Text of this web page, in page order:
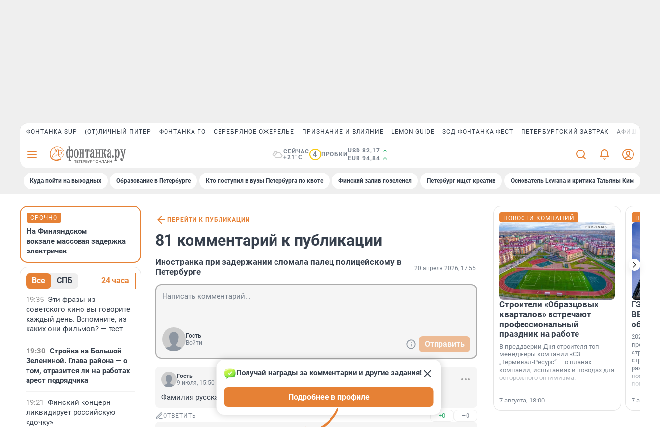
ФОНТАНКА SUP (ОТ)ЛИЧНЫЙ ПИТЕР ФОНТАНКА ГО СЕРЕБРЯНОЕ ОЖЕРЕЛЬЕ ПРИЗНАНИЕ И ВЛИЯНИЕ LEMON GUIDE ЗСД ФОНТАНКА ФЕСТ ПЕТЕРБУРГСКИЙ ЗАВТРАК АФИША PLUS
СЕЙЧАС
+21°C
4 ПРОБКИ
USD 82,17
EUR 94,84
Куда пойти на выходных Образование в Петербурге Кто поступил в вузы Петербурга по квоте Финский залив позеленел Петербург ищет креатив Основатель Levrana и критика Татьяны Ким
СРОЧНО
На Финляндском
вокзале массовая задержка
электричек
Все СПБ 24 часа
19:35 Эти фразы из
советского кино вы говорите
каждый день. Вспомните, из
каких они фильмов? — тест
19:30 Стройка на Большой
Зелениной. Глава района — о
том, отразится ли на работах
арест подрядчика
19:21 Финский концерн
ликвидирует российскую
«дочку»
ПЕРЕЙТИ К ПУБЛИКАЦИИ
81 комментарий к публикации
Иностранка при задержании сломала палец полицейскому в
Петербурге
20 апреля 2026, 17:55
Гость
Войти
Отправить
Гость
9 июля, 15:50
Фамилия русская. Почему она иностранка?
ОТВЕТИТЬ +0 –0
Получай награды за комментарии и другие задания!
Подробнее в профиле
НОВОСТИ КОМПАНИЙ
Строители «Образцовых
кварталов» встречают
профессиональный
праздник на работе
В преддверии Дня строителя топ-
менеджеры компании «СЗ
„Терминал-Ресурс“ — о планах
компании, испытаниях и поводах для
осторожного оптимизма.
7 августа, 18:00
ГЭС,
ВВП: в
об
2026-й —
раз. В
7